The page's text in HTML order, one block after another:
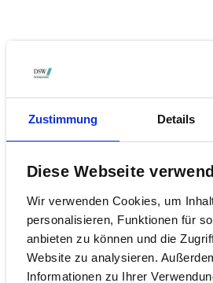
Zustimmung Details
Diese Webseite
Wir verwenden Cookies, um
personalisieren, Funktionen für
anbieten zu können und die
Website zu analysieren.
Informationen zu Ihrer
Mitglieder wenden sich bitte
zuständigenDSW-
Ansprechpartner für die
Pressemitteilungen 2026